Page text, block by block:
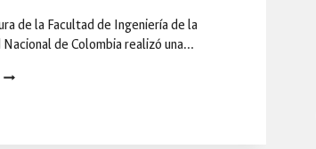
de la Facultad de Ingeniería de la
Nacional de Colombia realizó una…